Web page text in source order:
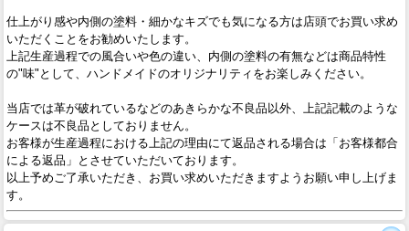
仕上がり感や内側の塗料・細かなキズでも気になる方は店頭でお買い求め
いただくことをお勧めいたします。
上記生産過程での風合いや色の違い、内側の塗料の有無などは商品特性
の"味"として、ハンドメイドのオリジナリティをお楽しみください。
当店では革が破れているなどのあきらかな不良品以外、上記記載のような
ケースは不良品としておりません。
お客様が生産過程における上記の理由にて返品される場合は「お客様都合
による返品」とさせていただいております。
以上予めご了承いただき、お買い求めいただきますようお願い申し上げま
す。